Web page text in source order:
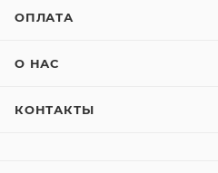
ОПЛАТА
О НАС
КОНТАКТЫ